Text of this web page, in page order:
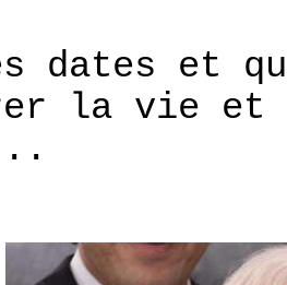
dates et
la vie et